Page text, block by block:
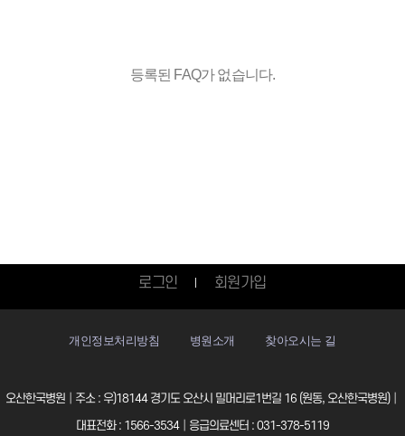
등록된 FAQ가 없습니다.
로그인 회원가입
개인정보처리방침 병원소개 찾아오시는 길
오산한국병원│주소 : 우)18144 경기도 오산시 밀머리로1번길 16 (원동, 오산한국병원)│
대표전화 : 1566-3534│응급의료센터 : 031-378-5119